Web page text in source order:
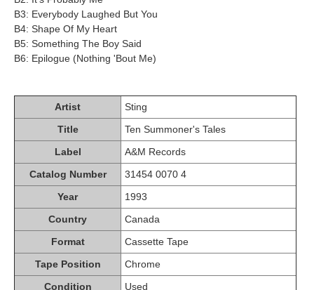
B3: Everybody Laughed But You
B4: Shape Of My Heart
B5: Something The Boy Said
B6: Epilogue (Nothing 'Bout Me)
Artist
Sting
Title
Ten Summoner's Tales
Label
A&M Records
Catalog Number
31454 0070 4
Year
1993
Country
Canada
Format
Cassette Tape
Tape Position
Chrome
Condition
Used